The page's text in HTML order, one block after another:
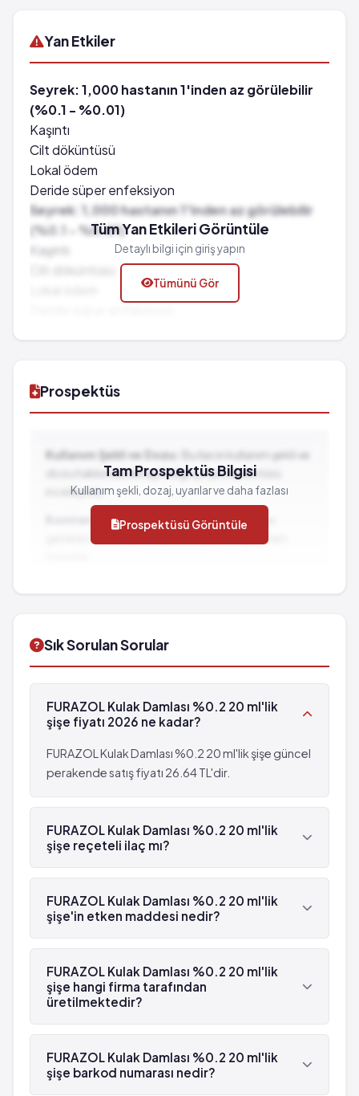
Yan Etkiler
Seyrek: 1,000 hastanın 1'inden az görülebilir
(%0.1 - %0.01)
Kaşıntı
Cilt döküntüsü
Lokal ödem
Deride süper enfeksiyon
Seyrek: 1,000 hastanın 1'inden az görülebilir
(%0.1 - %0.01)
Kaşıntı
Tüm Yan Etkileri Görüntüle
Detaylı bilgi için giriş yapın
Tümünü Gör
Prospektüs
Kullanım Şekli ve Dozu:
Bu ilacın kullanım şekli ve
dozu hakkında detaylı bilgi için prospektüsü
inceleyiniz.
Kontrendikasyonlar:İlacın kullanılmaması
gereken durumlar ve dikkat edilmesi gereken
Tam Prospektüs Bilgisi
Kullanım şekli, dozaj, uyarılar ve daha fazlası
Prospektüsü Görüntüle
Sık Sorulan Sorular
FURAZOL Kulak Damlası %0.2 20 ml'lik
şişe fiyatı 2026 ne kadar?
FURAZOL Kulak Damlası %0.2 20 ml'lik şişe güncel
perakende satış fiyatı 26.64 TL'dir.
FURAZOL Kulak Damlası %0.2 20 ml'lik
şişe reçeteli ilaç mı?
Evet, FURAZOL Kulak Damlası %0.2 20 ml'lik şişe
beyaz reçetelidir.
FURAZOL Kulak Damlası %0.2 20 ml'lik
şişe'in etken maddesi nedir?
FURAZOL Kulak Damlası %0.2 20 ml'lik şişe'in
etken maddesi Nitrofurazon 'dür.
FURAZOL Kulak Damlası %0.2 20 ml'lik
şişe hangi firma tarafından
üretilmektedir?
FURAZOL Kulak Damlası %0.2 20 ml'lik şişe ,
Akdeniz tarafından üretilmektedir.
FURAZOL Kulak Damlası %0.2 20 ml'lik
şişe barkod numarası nedir?